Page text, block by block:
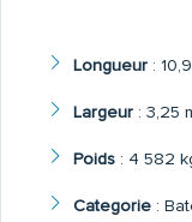
Longueur:
Largeur: 3,25
Poids: 4 582
Categorie: